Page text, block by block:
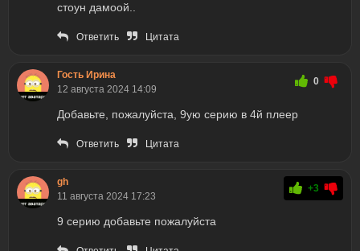
стоун дамоой..
Ответить Цитата
Гость Ирина
12 августа 2024 14:09
0
Добавьте, пожалуйста, 9ую серию в 4й плеер
Ответить Цитата
gh
11 августа 2024 17:23
+3
9 серию добавьте пожалуйста